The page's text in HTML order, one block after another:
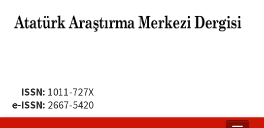
ISSN: 1011-727X
e-ISSN: 2667-5420